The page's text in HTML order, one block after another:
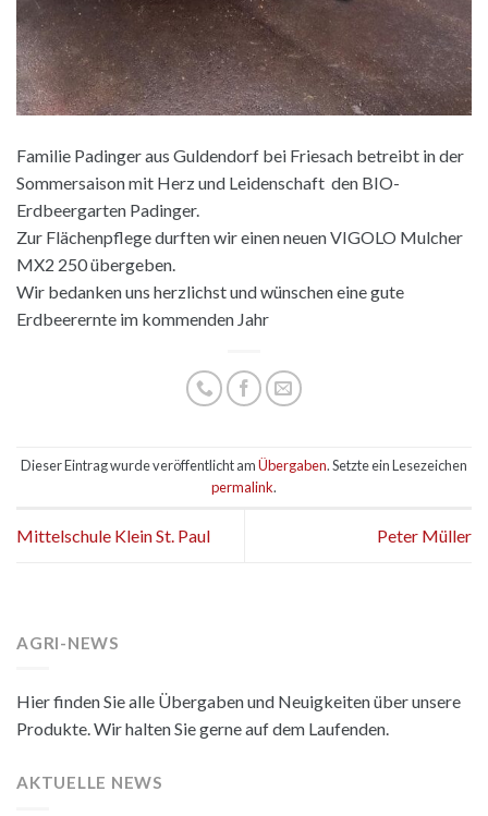
Familie Padinger aus Guldendorf bei Friesach betreibt in der
Sommersaison mit Herz und Leidenschaft den BIO-
Erdbeergarten Padinger.
Zur Flächenpflege durften wir einen neuen VIGOLO Mulcher
MX2 250 übergeben.
Wir bedanken uns herzlichst und wünschen eine gute
Erdbeerernte im kommenden Jahr
Dieser Eintrag wurde veröffentlicht amÜbergaben. Setzte ein Lesezeichen
permalink.
Mittelschule Klein St. Paul Peter Müller
AGRI-NEWS
Hier finden Sie alle Übergaben und Neuigkeiten über unsere
Produkte. Wir halten Sie gerne auf dem Laufenden.
AKTUELLE NEWS